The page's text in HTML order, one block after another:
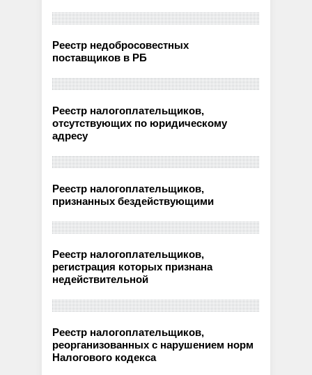
Реестр недобросовестных
поставщиков в РБ
Реестр налогоплательщиков,
отсутствующих по юридическому
адресу
Реестр налогоплательщиков,
признанных бездействующими
Реестр налогоплательщиков,
регистрация которых признана
недействительной
Реестр налогоплательщиков,
реорганизованных с нарушением норм
Налогового кодекса